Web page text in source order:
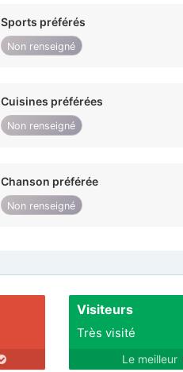
Sports préférés
Non renseigné
Cuisines préférées
Non renseigné
Chanson préférée
Non renseigné
Visiteurs
Très visité
Le meilleur